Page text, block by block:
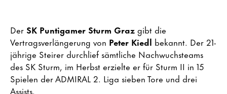
Der SK Puntigamer Sturm Grazgibt die
Vertragsverlängerung von Peter Kiedl bekannt. Der 21-
jährige Steirer durchlief sämtliche Nachwuchsteams
des SK Sturm, im Herbst erzielte er für Sturm II in 15
Spielen der ADMIRAL 2. Liga sieben Tore und drei
Assists.